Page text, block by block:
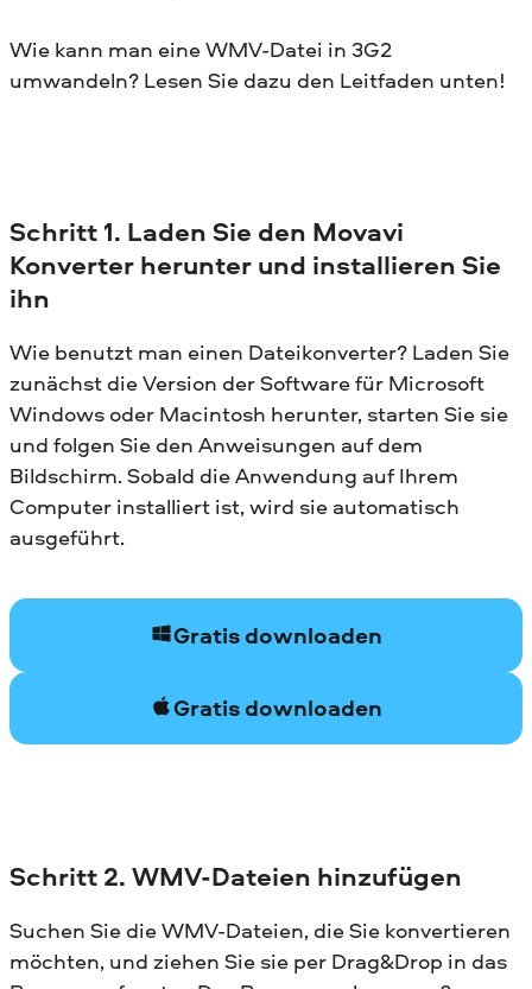
Wie kann man eine WMV-Datei in 3G2
umwandeln? Lesen Sie dazu den Leitfaden unten!
Schritt 1. Laden Sie den Movavi
Konverter herunter und installieren Sie
ihn
Wie benutzt man einen Dateikonverter? Laden Sie
zunächst die Version der Software für Microsoft
Windows oder Macintosh herunter, starten Sie sie
und folgen Sie den Anweisungen auf dem
Bildschirm. Sobald die Anwendung auf Ihrem
Computer installiert ist, wird sie automatisch
ausgeführt.
Gratis downloaden
Gratis downloaden
Schritt 2. WMV-Dateien hinzufügen
Suchen Sie die WMV-Dateien, die Sie konvertieren
möchten, und ziehen Sie sie per Drag&Drop in das